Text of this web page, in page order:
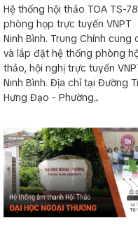
(Lưu ý: Hệ thống TS-680
chức năng chống phản
(FBS) và không có chức
Chức năng chính
TS-780
GHI ÂM – RECORDING
Nội dung cuộc họp có
SD/SDHC dưới định dạng
MP3.
CHỐNG PHẢN HỒI ÂM
(FBS)
Chức năng chống phản
Hệ thống hội thảo TOA TS-
phòng họp trực tuyến VNPT
Ninh Bình. Trung Chính cung
và lắp đặt hệ thống phòng
thảo, hội nghị trực tuyến
Ninh Bình. Địa chỉ tại Đường
Hưng Đạo - Phường...